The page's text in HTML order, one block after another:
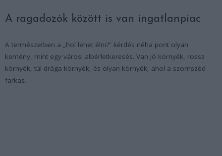
A ragadozók között is van ingatlanpiac
A természetben a „hol lehet élni?” kérdés néha pont olyan
kemény, mint egy városi albérletkeresés. Van jó környék, rossz
környék, túl drága környék, és olyan környék, ahol a szomszéd
farkas.